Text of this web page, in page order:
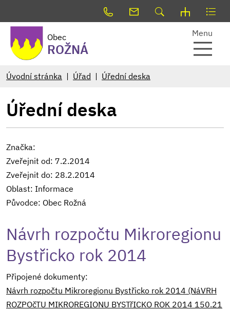
Obec
ROŽNÁ
Menu
Úvodní stránka Úřad Úřední deska
Úřední deska
Značka:
Zveřejnit od: 7.2.2014
Zveřejnit do: 28.2.2014
Oblast: Informace
Původce: Obec Rožná
Návrh rozpočtu Mikroregionu
Bystřicko rok 2014
Připojené dokumenty:
Návrh rozpočtu Mikroregionu Bystřicko rok 2014 (NáVRH
ROZPOčTU MIKROREGIONU BYSTřICKO ROK 2014 150.21